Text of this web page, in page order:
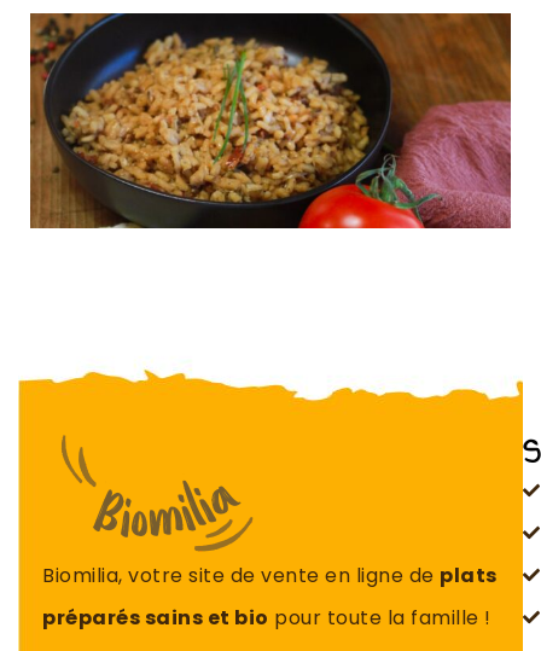
Biomilia, votre site de vente en ligne de plats
préparés sains et bio pour toute la famille !